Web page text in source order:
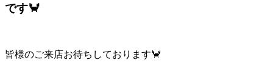
です🦀
皆様のご来店お待ちしております🦀